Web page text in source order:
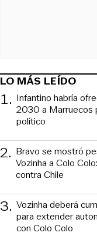
LO MÁS LEÍDO
1. Infantino habría
2030 a Marruecos
político
2. Bravo se mostró
Vozinha a Colo
contra Chile
3. Vozinha deberá
para extender
con Colo Colo